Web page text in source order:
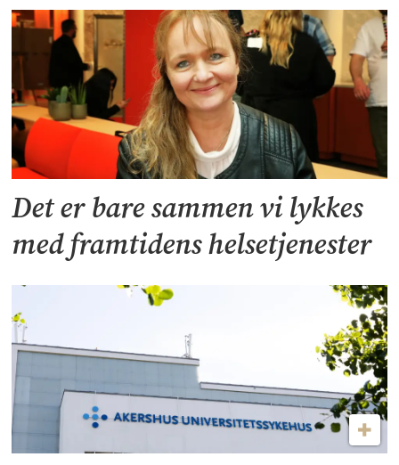
Det er bare sammen vi lykkes
med framtidens helsetjenester